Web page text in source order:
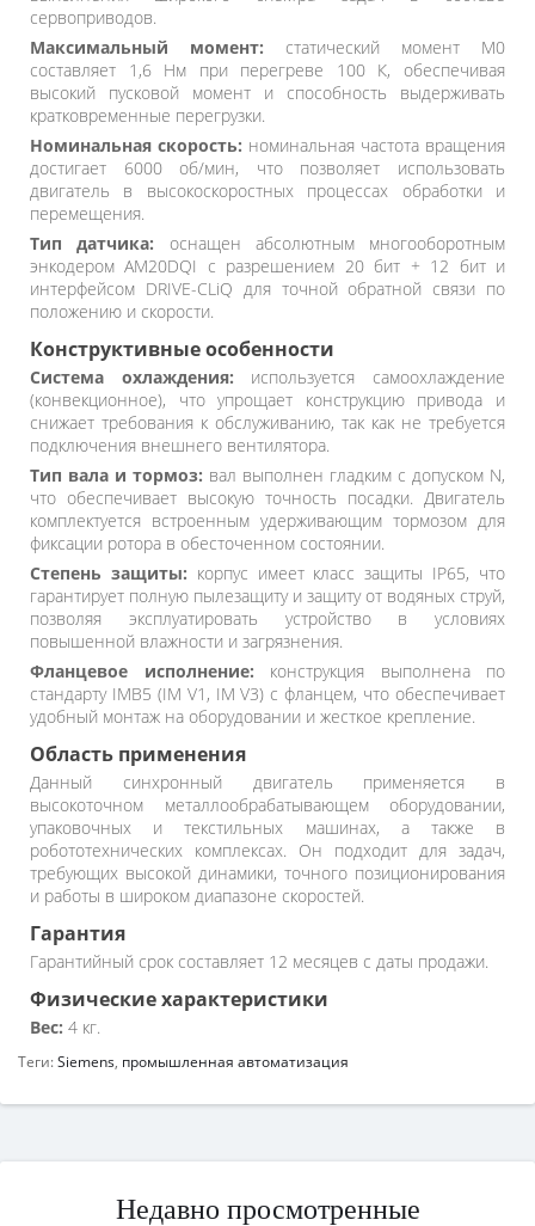
сервоприводов.
Максимальный момент: статический момент M0
составляет 1,6 Нм при перегреве 100 К, обеспечивая
высокий пусковой момент и способность выдерживать
кратковременные перегрузки.
Номинальная скорость: номинальная частота вращения
достигает 6000 об/мин, что позволяет использовать
двигатель в высокоскоростных процессах обработки и
перемещения.
Тип датчика: оснащен абсолютным многооборотным
энкодером AM20DQI с разрешением 20 бит + 12 бит и
интерфейсом DRIVE-CLiQ для точной обратной связи по
положению и скорости.
Конструктивные особенности
Система охлаждения: используется самоохлаждение
(конвекционное), что упрощает конструкцию привода и
снижает требования к обслуживанию, так как не требуется
подключения внешнего вентилятора.
Тип вала и тормоз: вал выполнен гладким с допуском N,
что обеспечивает высокую точность посадки. Двигатель
комплектуется встроенным удерживающим тормозом для
фиксации ротора в обесточенном состоянии.
Степень защиты: корпус имеет класс защиты IP65, что
гарантирует полную пылезащиту и защиту от водяных струй,
позволяя эксплуатировать устройство в условиях
повышенной влажности и загрязнения.
Фланцевое исполнение: конструкция выполнена по
стандарту IMB5 (IM V1, IM V3) с фланцем, что обеспечивает
удобный монтаж на оборудовании и жесткое крепление.
Область применения
Данный синхронный двигатель применяется в
высокоточном металлообрабатывающем оборудовании,
упаковочных и текстильных машинах, а также в
робототехнических комплексах. Он подходит для задач,
требующих высокой динамики, точного позиционирования
и работы в широком диапазоне скоростей.
Гарантия
Гарантийный срок составляет 12 месяцев с даты продажи.
Физические характеристики
Вес: 4 кг.
Теги:Siemens, промышленная автоматизация
Недавно просмотренные